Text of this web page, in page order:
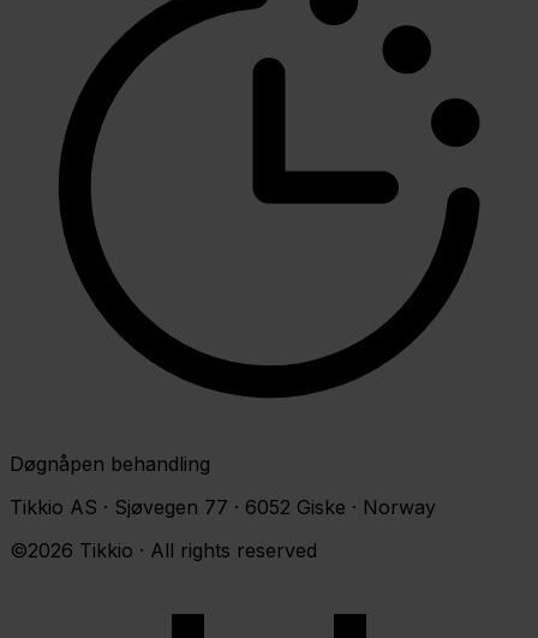
Døgnåpen behandling
Tikkio AS · Sjøvegen 77 · 6052 Giske · Norway
©2026 Tikkio · All rights reserved